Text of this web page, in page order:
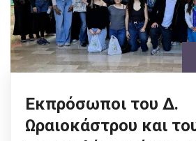
Εκπρόσωποι του Δ.
Ωραιοκάστρου και